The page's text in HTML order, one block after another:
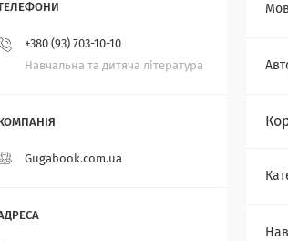
+380 (93) 703-10-10
Навчальна та дитяча література
Gugabook.com.ua